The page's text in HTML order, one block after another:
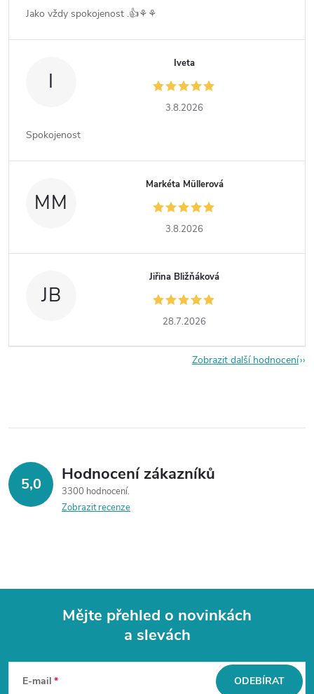
Jako vždy spokojenost .👍⚘️⚘️
I
Iveta
3.8.2026
Spokojenost
MM
Markéta Müllerová
3.8.2026
JB
Jiřina Bližňáková
28.7.2026
Zobrazit další hodnocení
5,0 Hodnocení zákazníků
3300 hodnocení
Zobrazit recenze
Mějte přehled o novinkách
a slevách
E-mail ODEBÍRAT